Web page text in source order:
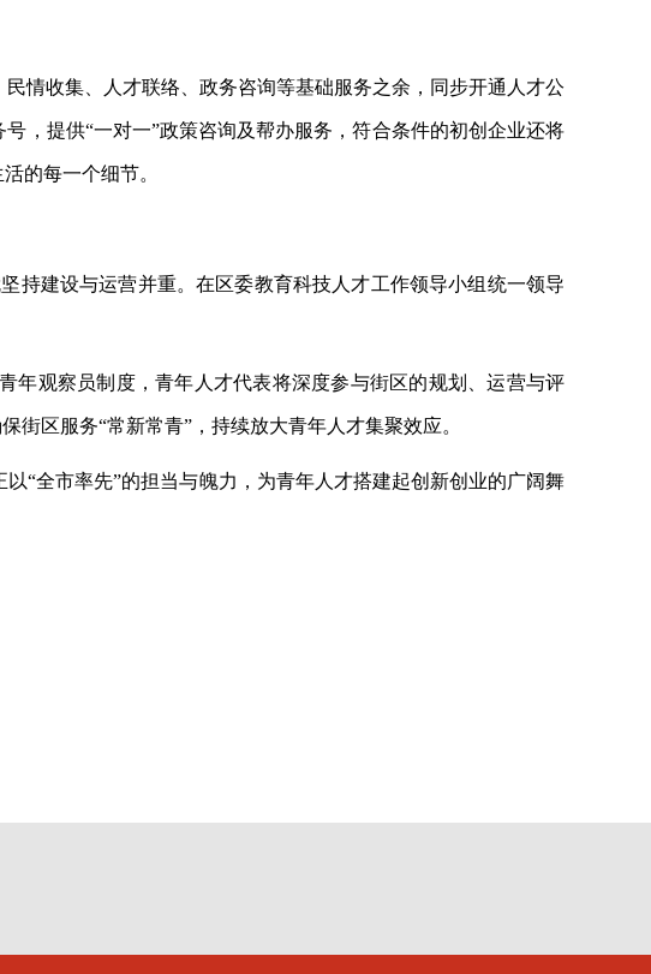
情收集、人才联络、政务咨询等基础服务之余，同步开通人才公
号，提供“一对一”政策咨询及帮办服务，符合条件的初创企业还将
的每一个细节。
持建设与运营并重。在区委教育科技人才工作领导小组统一领导
年观察员制度，青年人才代表将深度参与街区的规划、运营与评
街区服务“常新常青”，持续放大青年人才集聚效应。
以“全市率先”的担当与魄力，为青年人才搭建起创新创业的广阔舞